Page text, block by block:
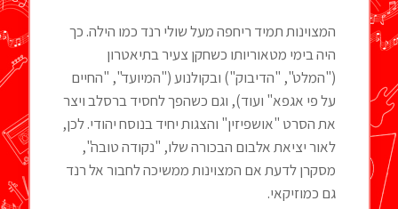
המצוינות תמיד ריחפה מעל שולי רנד כמו הילה. כך
היה בימי מטאוריותו כשחקן צעיר בתיאטרון
("המלט", "הדיבוק") ובקולנוע ("המיועד", "החיים
על פי אגפא" ועוד), וגם כשהפך לחסיד ברסלב ויצר
את הסרט "אושפיזין" והצגות יחיד בנוסח יהודי. לכן,
לאור יציאת אלבום הבכורה שלו, "נקודה טובה",
מסקרן לדעת אם המצוינות ממשיכה לחבור אל רנד
גם כמוזיקאי.